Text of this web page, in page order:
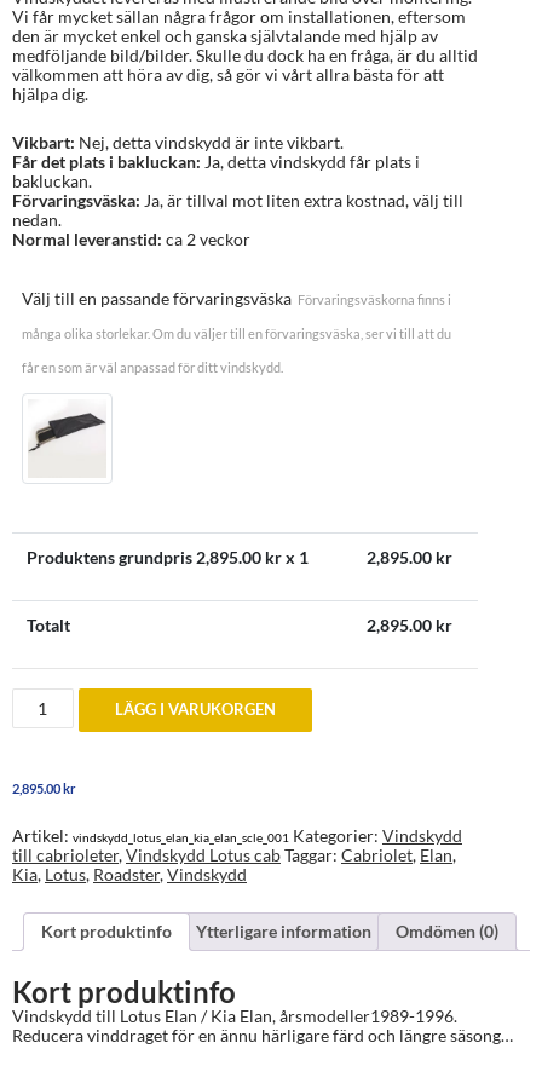
Vi får mycket sällan några frågor om installationen, eftersom
den är mycket enkel och ganska självtalande med hjälp av
medföljande bild/bilder. Skulle du dock ha en fråga, är du alltid
välkommen att höra av dig, så gör vi vårt allra bästa för att
hjälpa dig.
Vikbart: Nej, detta vindskydd är inte vikbart.
Får det plats i bakluckan: Ja, detta vindskydd får plats i
bakluckan.
Förvaringsväska: Ja, är tillval mot liten extra kostnad, välj till
nedan.
Normal leveranstid: ca 2 veckor
Välj till en passande förvaringsväska Förvaringsväskorna finns i
många olika storlekar. Om du väljer till en förvaringsväska, ser vi till att du
får en som är väl anpassad för ditt vindskydd.
Produktens grundpris 2,895.00 kr x 1 2,895.00 kr
Totalt 2,895.00 kr
Vindskydd
Lotus
Kia
M100
1989-
1996
mängd
LÄGG I VARUKORGEN
2,895.00kr
Artikel: vindskydd_lotus_elan_kia_elan_scle_001 Kategorier: Vindskydd
till cabrioleter,Vindskydd Lotus cabTaggar: Cabriolet, Elan,
Kia, Lotus, Roadster,Vindskydd
Kort produktinfo Ytterligare information Omdömen (0)
Kort produktinfo
Vindskydd till Lotus Elan / Kia Elan, årsmodeller1989-1996.
Reducera vinddraget för en ännu härligare färd och längre säsong…